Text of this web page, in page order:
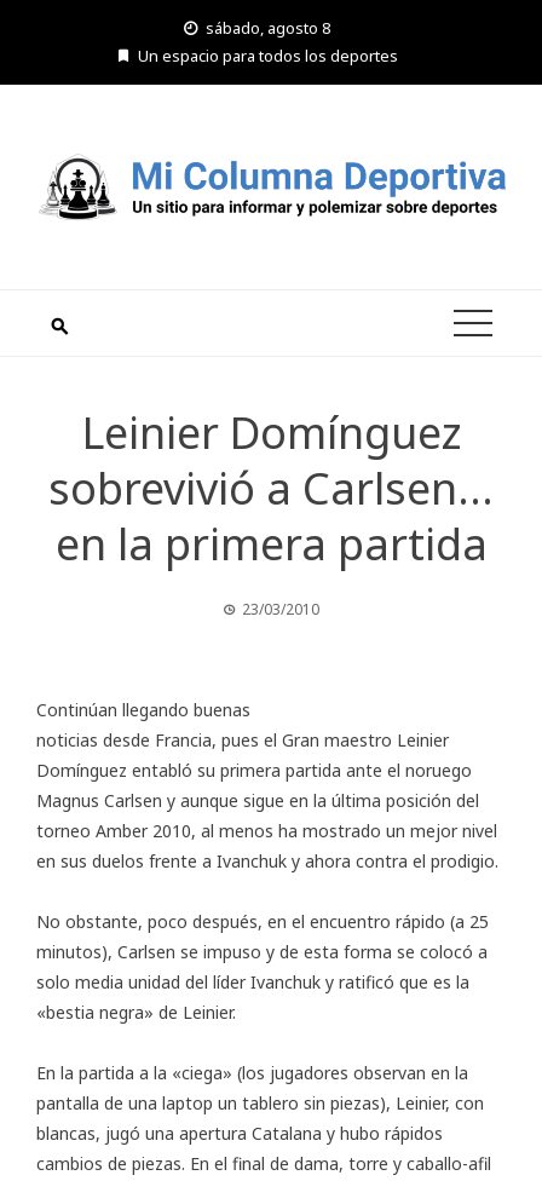
sábado, agosto 8
Un espacio para todos los deportes
Leinier Domínguez
sobrevivió a Carlsen…
en la primera partida
23/03/2010
Continúan llegando buenas
noticias desde Francia, pues el Gran maestro Leinier
Domínguez entabló su primera partida ante el noruego
Magnus Carlsen y aunque sigue en la última posición del
torneo Amber 2010, al menos ha mostrado un mejor nivel
en sus duelos frente a Ivanchuk y ahora contra el prodigio.
No obstante, poco después, en el encuentro rápido (a 25
minutos), Carlsen se impuso y de esta forma se colocó a
solo media unidad del líder Ivanchuk y ratificó que es la
«bestia negra» de Leinier.
En la partida a la «ciega» (los jugadores observan en la
pantalla de una laptop un tablero sin piezas), Leinier, con
blancas, jugó una apertura Catalana y hubo rápidos
cambios de piezas. En el final de dama, torre y caballo-afil